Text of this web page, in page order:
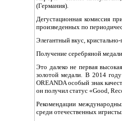
(Германия).
Дегустационная комиссия
произведенных по
Элегантный вкус,
Получение серебряной
Это далеко не первая
золотой медали. В 2014
OREANDA особый знак
он получил статус «Good,
Рекомендации
среди отечественных